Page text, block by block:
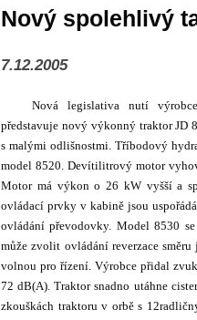
Nový spolehlivý
7.12.2005
Nová legislativa nutí
představuje nový výkonný traktor JD
s malými odlišnostmi. Tříbodový
model 8520. Devítilitrový motor
Motor má výkon o 26 kW vyšší a
ovládací prvky v kabině jsou
ovládání převodovky. Model 8530
může zvolit ovládání reverzace
volnou pro řízení. Výrobce přidal
72 dB(A). Traktor snadno utáhne
zkouškách traktoru v orbě s